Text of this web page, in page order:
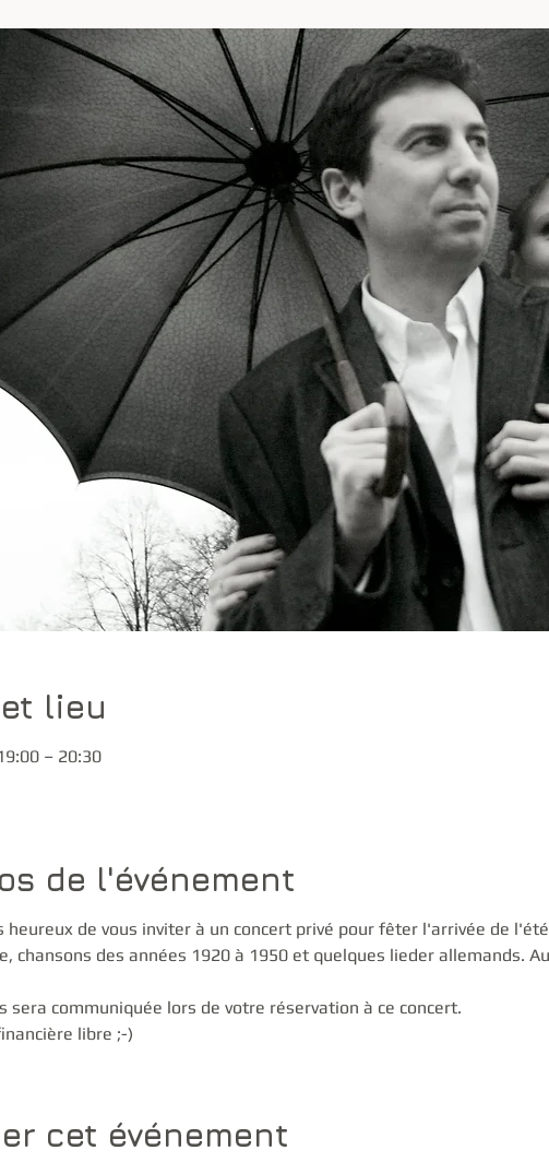
lieu
– 20:30
de l'événement
heureux de vous inviter à un concert privé pour fêter l'arrivée de
chansons des années 1920 à 1950 et quelques lieder allemands.
sera communiquée lors de votre réservation à ce concert.
libre ;-)
cet événement